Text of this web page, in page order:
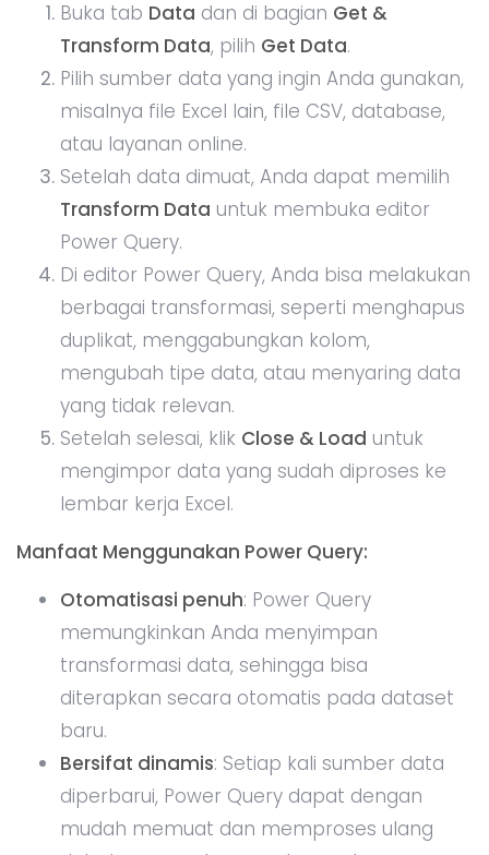
data tanpa perlu pengaturan ulang.
Pembersihan data cepat : Menggunakan
Power Query, Anda dapat membersihkan
data dari kesalahan umum seperti duplikat,
nilai kosong, atau format yang tidak sesuai
hanya dengan beberapa klik.
Contoh Penggunaan:
Jika Anda bekerja dengan data penjualan yang
diimpor dari berbagai sumber, Power Query
dapat membantu menggabungkan data dari
berbagai file, membersihkan data yang tidak
konsisten, dan memprosesnya menjadi laporan
yang dapat digunakan.
Gunakan fungsi ‘M’
menggunakan bahasa pemrograman yang
disebut ‘M’. Jika Anda lebih berpengalaman,
Anda bisa menulis rumus untuk melakukan
transformasi data yang lebih kompleks.
Simpan Query untuk digunakan di masa
depan
data serupa, simpan query Anda sehingga
Anda tidak perlu mengulang langkah-
langkah transformasi data.